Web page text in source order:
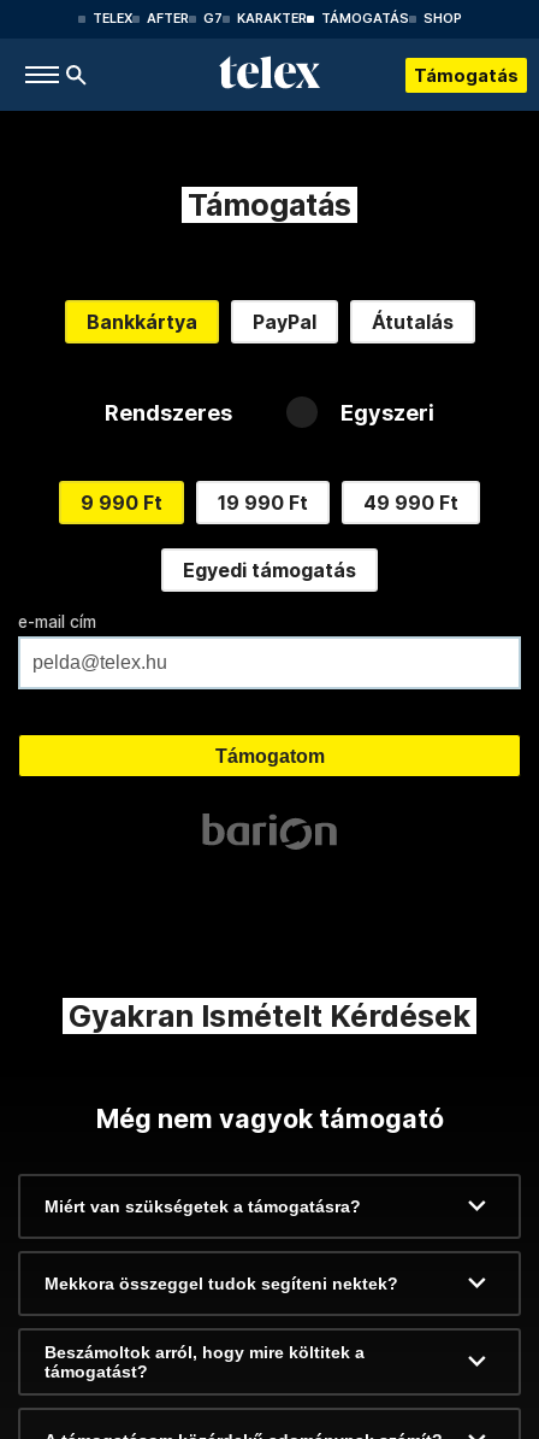
TELEX AFTER G7 KARAKTER TÁMOGATÁS SHOP
Támogatás
Támogatás
Bankkártya PayPal Átutalás
Rendszeres Egyszeri
9 990 Ft 19 990 Ft 49 990 Ft
Egyedi támogatás
e-mail cím
Gyakran Ismételt Kérdések
Még nem vagyok támogató
Miért van szükségetek a támogatásra?
Mekkora összeggel tudok segíteni nektek?
Beszámoltok arról, hogy mire költitek a
támogatást?